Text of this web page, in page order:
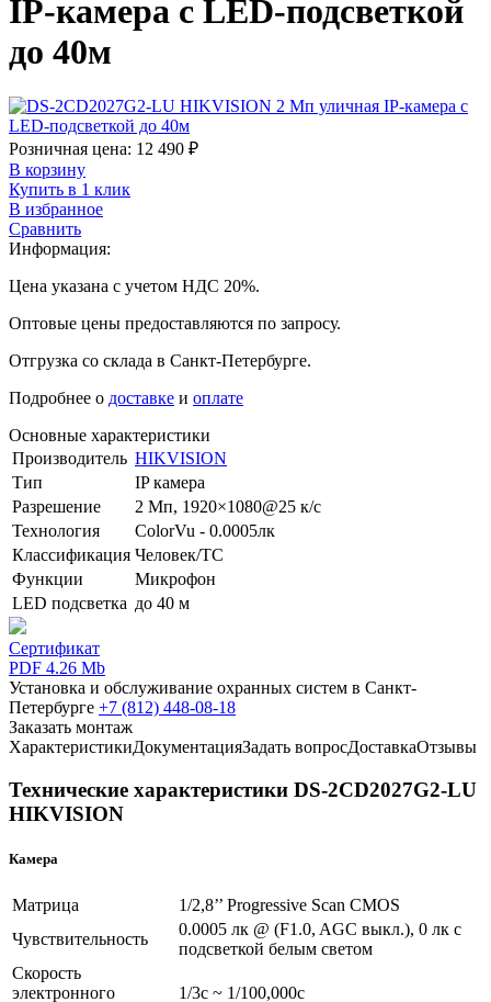
IP-камера с LED-подсветкой
до 40м
Розничная цена: 12 490 ₽
В корзину
Купить в 1 клик
В избранное
Сравнить
Информация:
Цена указана с учетом НДС 20%.
Оптовые цены предоставляются по запросу.
Отгрузка со склада в Санкт-Петербурге.
Подробнее о доставке и оплате
Основные характеристики
Производитель HIKVISION
Тип
IP камера
Разрешение
2 Мп, 1920×1080@25 к/с
Технология
ColorVu - 0.0005лк
Классификация Человек/ТС
Функции
Микрофон
LED подсветка до 40 м
Сертификат
PDF 4.26 Mb
Установка и обслуживание охранных систем в Санкт-
Петербурге +7 (812) 448-08-18
Заказать монтаж
ХарактеристикиДокументацияЗадать вопросДоставкаОтзывы
Технические характеристики DS-2CD2027G2-LU
HIKVISION
Камера
Матрица
1/2,8’’ Progressive Scan CMOS
Чувствительность
0.0005 лк @ (F1.0, AGC выкл.), 0 лк с
подсветкой белым светом
Скорость
электронного
1/3с ~ 1/100,000с